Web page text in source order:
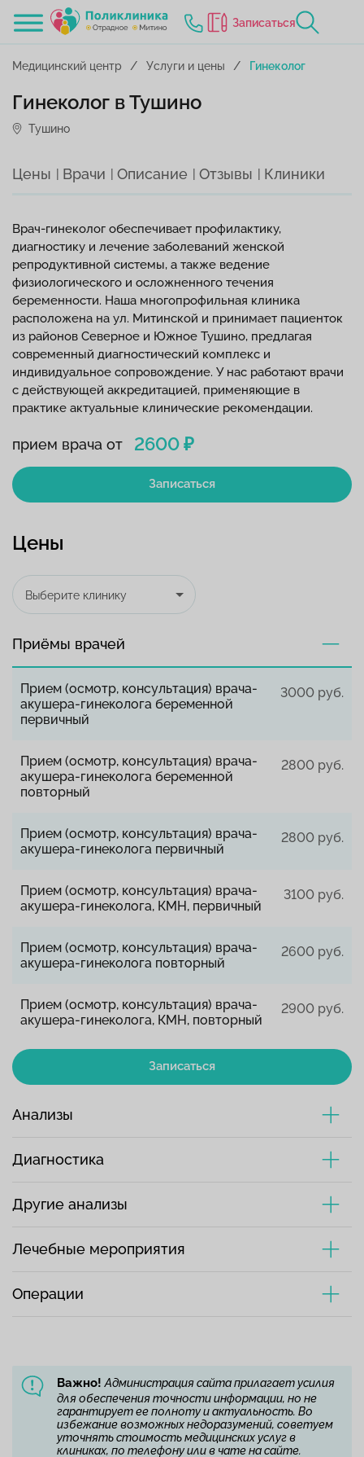
Записаться
Медицинский центр Услуги и цены Гинеколог
прием врача от 2600 ₽
Записаться
Гинеколог в Тушино
Тушино
Цены Врачи Описание Отзывы Клиники
Врач-гинеколог обеспечивает профилактику,
диагностику и лечение заболеваний женской
репродуктивной системы, а также ведение
физиологического и осложненного течения
беременности. Наша многопрофильная клиника
расположена на ул. Митинской и принимает пациенток
из районов Северное и Южное Тушино, предлагая
современный диагностический комплекс и
индивидуальное сопровождение. У нас работают врачи
с действующей аккредитацией, применяющие в
практике актуальные клинические рекомендации.
Цены
Выберите клинику
Приёмы врачей
Прием (осмотр, консультация) врача-
акушера-гинеколога беременной
первичный
3000 руб.
Прием (осмотр, консультация) врача-
акушера-гинеколога беременной
повторный
2800 руб.
Прием (осмотр, консультация) врача-
акушера-гинеколога первичный
2800 руб.
Прием (осмотр, консультация) врача-
акушера-гинеколога, КМН, первичный
3100 руб.
Прием (осмотр, консультация) врача-
акушера-гинеколога повторный
2600 руб.
Прием (осмотр, консультация) врача-
акушера-гинеколога, КМН, повторный
2900 руб.
Записаться
Анализы
Диагностика
Другие анализы
Лечебные мероприятия
Операции
Важно! Администрация сайта прилагает усилия
для обеспечения точности информации, но не
гарантирует ее полноту и актуальность. Во
избежание возможных недоразумений, советуем
уточнять стоимость медицинских услуг в
клиниках, по телефону или в чате на сайте.